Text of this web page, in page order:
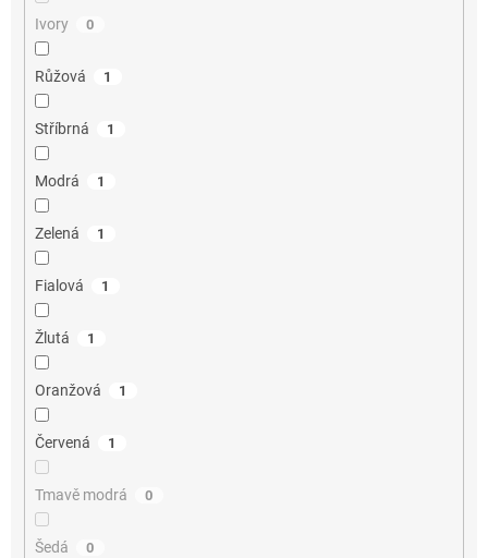
Ivory 0
Růžová 1
Stříbrná 1
Modrá 1
Zelená 1
Fialová 1
Žlutá 1
Oranžová 1
Červená 1
Tmavě modrá 0
Šedá 0